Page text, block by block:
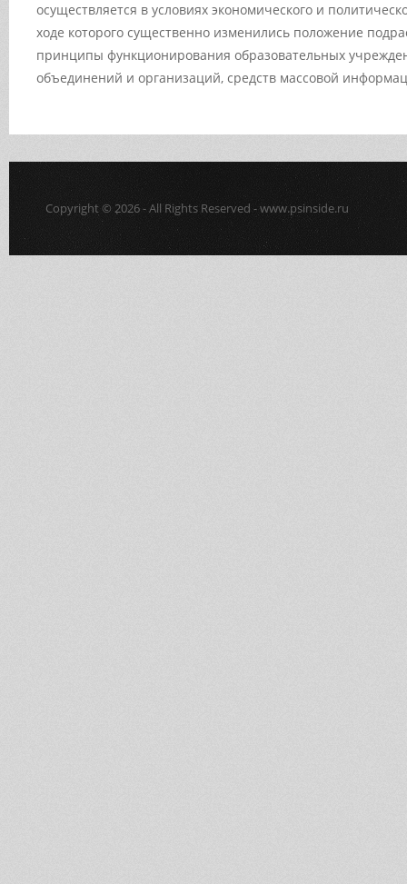
осуществляется в условиях экономического и
ходе которого существенно изменились положение
принципы функционирования образовательных
объединений и организаций, средств массовой
Copyright © 2026 - All Rights Reserved - www.psinside.ru